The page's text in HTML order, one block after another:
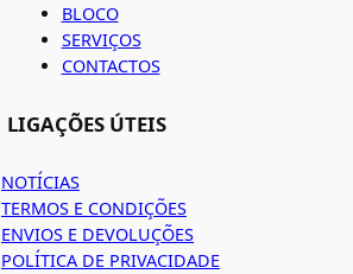
BLOCO
SERVIÇOS
CONTACTOS
LIGAÇÕES ÚTEIS
NOTÍCIAS
TERMOS E CONDIÇÕES
ENVIOS E DEVOLUÇÕES
POLÍTICA DE PRIVACIDADE